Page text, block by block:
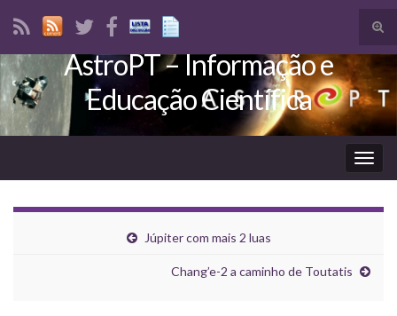
Search for:
AstroPT – Informação e
Educação Científica
Júpiter com mais 2 luas
Chang’e-2 a caminho de Toutatis